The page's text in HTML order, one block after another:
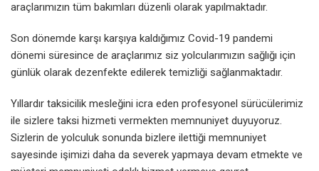
araçlarımızın tüm bakımları düzenli olarak yapılmaktadır.
Son dönemde karşı karşıya kaldığımız Covid-19 pandemi
dönemi süresince de araçlarımız siz yolcularımızın sağlığı için
günlük olarak dezenfekte edilerek temizliği sağlanmaktadır.
Yıllardır taksicilik mesleğini icra eden profesyonel sürücülerimiz
ile sizlere taksi hizmeti vermekten memnuniyet duyuyoruz.
Sizlerin de yolculuk sonunda bizlere ilettiği memnuniyet
sayesinde işimizi daha da severek yapmaya devam etmekte ve